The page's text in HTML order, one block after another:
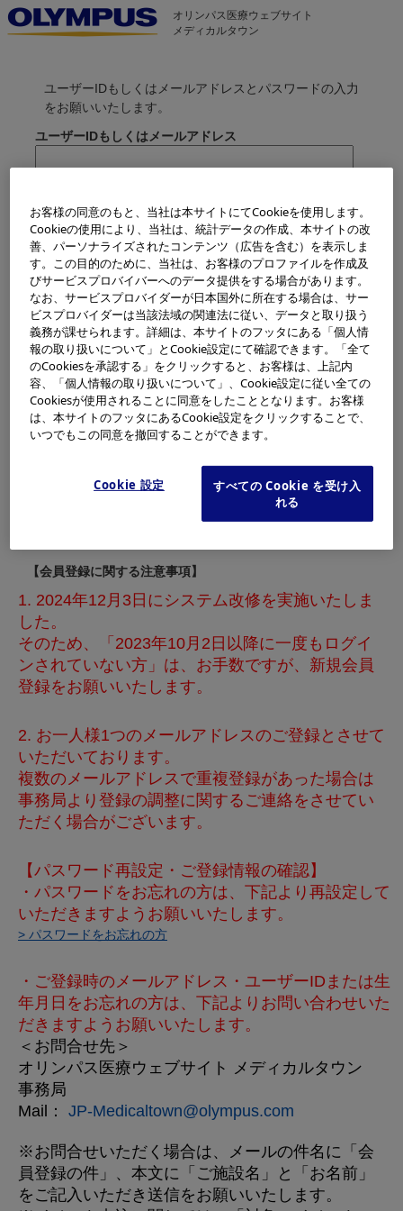
オリンパス医療ウェブサイト
メディカルタウン
ユーザーIDもしくはメールアドレスとパスワードの入力
をお願いいたします。
ユーザーIDもしくはメールアドレス
> パスワードをお忘れの方
次回から自動ログインする
新規会員登録
でログインいただきますようお願いいたします。
【会員登録に関する注意事項】
1. 2024年12月3日にシステム改修を実施いたしま
した。
そのため、「2023年10月2日以降に一度もログイ
ンされていない方」は、お手数ですが、新規会員
登録をお願いいたします。
2. お一人様1つのメールアドレスのご登録とさせて
いただいております。
複数のメールアドレスで重複登録があった場合は
事務局より登録の調整に関するご連絡をさせてい
ただく場合がございます。
【パスワード再設定・ご登録情報の確認】
・パスワードをお忘れの方は、下記より再設定して
いただきますようお願いいたします。
> パスワードをお忘れの方
・ご登録時のメールアドレス・ユーザーIDまたは生
年月日をお忘れの方は、下記よりお問い合わせいた
だきますようお願いいたします。
＜お問合せ先＞
オリンパス医療ウェブサイト メディカルタウン
事務局
Mail： JP-Medicaltown@olympus.com
※お問合せいただく場合は、メールの件名に「会
員登録の件」、本文に「ご施設名」と「お名前」
をご記入いただき送信をお願いいたします。
お客様の同意のもと、当社は本サイトにてCookieを使用します。
Cookieの使用により、当社は、統計データの作成、本サイトの改
善、パーソナライズされたコンテンツ（広告を含む）を表示しま
す。この目的のために、当社は、お客様のプロファイルを作成及
びサービスプロバイバーへのデータ提供をする場合があります。
なお、サービスプロバイダーが日本国外に所在する場合は、サー
ビスプロバイダーは当該法域の関連法に従い、データと取り扱う
義務が課せられます。詳細は、本サイトのフッタにある「個人情
報の取り扱いについて」とCookie設定にて確認できます。「全て
のCookiesを承認する」をクリックすると、お客様は、上記内
容、「個人情報の取り扱いについて」、Cookie設定に従い全ての
Cookiesが使用されることに同意をしたこととなります。お客様
は、本サイトのフッタにあるCookie設定をクリックすることで、
いつでもこの同意を撤回することができます。
Cookie 設定
すべての Cookie を受け入
れる